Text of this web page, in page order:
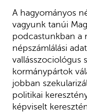
A hagyományos
vagyunk tanúi
podcastunkban a
népszámlálási
vallásszociológus
kormánypártok
jobban
politikai
képviselt